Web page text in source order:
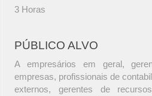
3 Horas
PÚBLICO ALVO
A empresários em geral,
empresas, profissionais de
externos, gerentes de